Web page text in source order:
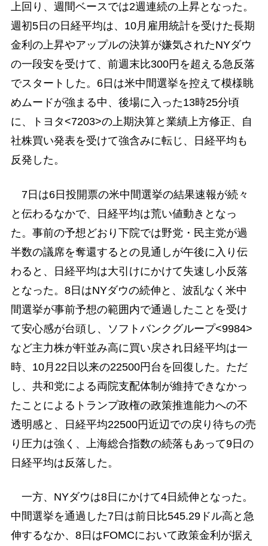
上回り、週間ベースでは2週連続の上昇となった。
週初5日の日経平均は、10月雇用統計を受けた長期
金利の上昇やアップルの決算が嫌気されたNYダウ
の一段安を受けて、前週末比300円を超える急反落
でスタートした。6日は米中間選挙を控えて模様眺
めムードが強まる中、後場に入った13時25分頃
に、トヨタ<7203>の上期決算と業績上方修正、自
社株買い発表を受けて強含みに転じ、日経平均も
反発した。
7日は6日投開票の米中間選挙の結果速報が続々
と伝わるなかで、日経平均は荒い値動きとなっ
た。事前の予想どおり下院では野党・民主党が過
半数の議席を奪還するとの見通しが午後に入り伝
わると、日経平均は大引けにかけて失速し小反落
となった。8日はNYダウの続伸と、波乱なく米中
間選挙が事前予想の範囲内で通過したことを受け
て安心感が台頭し、ソフトバンクグループ<9984>
など主力株が軒並み高に買い戻され日経平均は一
時、10月22日以来の22500円台を回復した。ただ
し、共和党による両院支配体制が維持できなかっ
たことによるトランプ政権の政策推進能力への不
透明感と、日経平均22500円近辺での戻り待ちの売
り圧力は強く、上海総合指数の続落もあって9日の
日経平均は反落した。
一方、NYダウは8日にかけて4日続伸となった。
中間選挙を通過した7日は前日比545.29ドル高と急
伸するなか、8日はFOMCにおいて政策金利が据え